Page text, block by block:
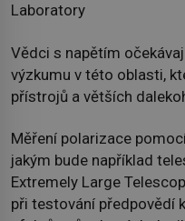
Laboratory
Vědci s napětím
výzkumu v této oblasti,
přístrojů a větších
Měření polarizace
jakým bude například
Extremely Large
při testování předpovědí